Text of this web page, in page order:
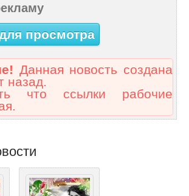
просмотра
Данная новость создана
назад.
что ссылки рабочие